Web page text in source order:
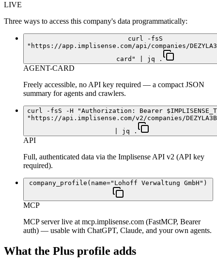
LIVE
Three ways to access this company's data programmatically:
curl -fsS
"https://app.implisense.com/api/companies/
card" | jq .
AGENT-CARD
Freely accessible, no API key required — a compact JSON
summary for agents and crawlers.
curl -fsS -H "Authorization: Bearer
"https://api.implisense.com/v2/companies/
| jq .
API
Full, authenticated data via the Implisense API v2 (API key
required).
company_profile(name="Lohoff Verwaltung GmbH")
MCP
MCP server live at mcp.implisense.com (FastMCP, Bearer
auth) — usable with ChatGPT, Claude, and your own agents.
What the Plus profile adds